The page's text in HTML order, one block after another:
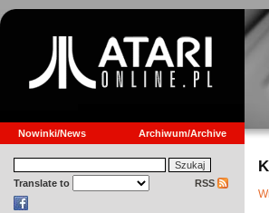
Nowinki/News Archiwum/Archive
Translate to RSS